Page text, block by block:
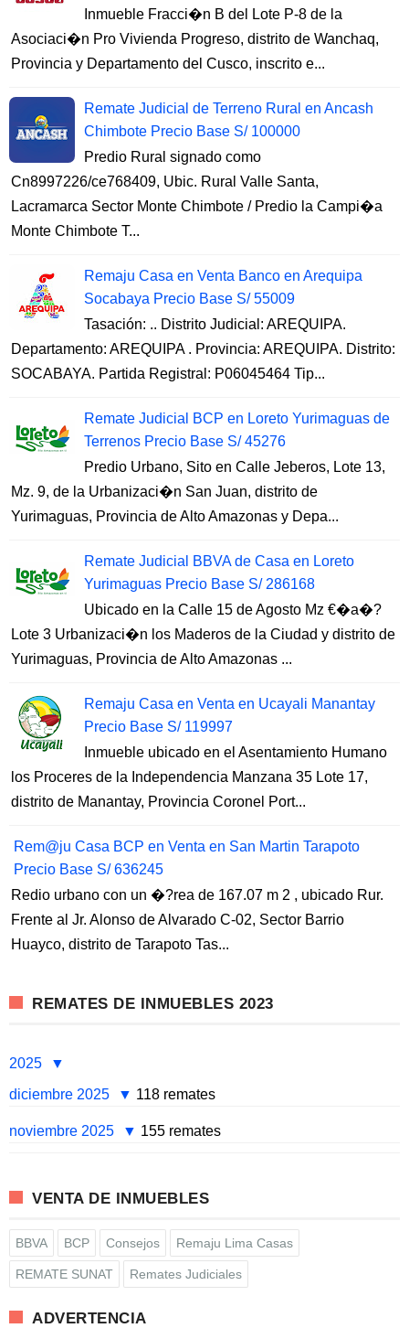
Inmueble Fracci�n B del Lote P-8 de la
Asociaci�n Pro Vivienda Progreso, distrito de Wanchaq,
Provincia y Departamento del Cusco, inscrito e...
Remate Judicial de Terreno Rural en Ancash
Chimbote Precio Base S/ 100000
Predio Rural signado como
Cn8997226/ce768409, Ubic. Rural Valle Santa,
Lacramarca Sector Monte Chimbote / Predio la Campi�a
Monte Chimbote T...
Remaju Casa en Venta Banco en Arequipa
Socabaya Precio Base S/ 55009
Tasación: .. Distrito Judicial: AREQUIPA.
Departamento: AREQUIPA . Provincia: AREQUIPA. Distrito:
SOCABAYA. Partida Registral: P06045464 Tip...
Remate Judicial BCP en Loreto Yurimaguas de
Terrenos Precio Base S/ 45276
Predio Urbano, Sito en Calle Jeberos, Lote 13,
Mz. 9, de la Urbanizaci�n San Juan, distrito de
Yurimaguas, Provincia de Alto Amazonas y Depa...
Remate Judicial BBVA de Casa en Loreto
Yurimaguas Precio Base S/ 286168
Ubicado en la Calle 15 de Agosto Mz €�a�?
Lote 3 Urbanizaci�n los Maderos de la Ciudad y distrito de
Yurimaguas, Provincia de Alto Amazonas ...
Remaju Casa en Venta en Ucayali Manantay
Precio Base S/ 119997
Inmueble ubicado en el Asentamiento Humano
los Proceres de la Independencia Manzana 35 Lote 17,
distrito de Manantay, Provincia Coronel Port...
Rem@ju Casa BCP en Venta en San Martin Tarapoto
Precio Base S/ 636245
Redio urbano con un �?rea de 167.07 m 2 , ubicado Rur.
Frente al Jr. Alonso de Alvarado C-02, Sector Barrio
Huayco, distrito de Tarapoto Tas...
REMATES DE INMUEBLES 2023
2025
diciembre 2025
118 remates
noviembre 2025 155 remates
VENTA DE INMUEBLES
BBVA BCP Consejos Remaju Lima Casas
REMATE SUNAT Remates Judiciales
ADVERTENCIA